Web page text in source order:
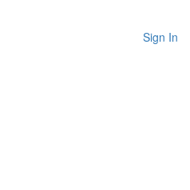
Sign In